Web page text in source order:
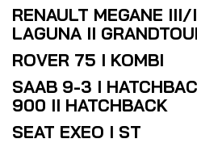
RENAULT MEGANE III/
LAGUNA II
ROVER 75 I KOMBI
SAAB 9-3 I
900 II HATCHBACK
SEAT EXEO I ST